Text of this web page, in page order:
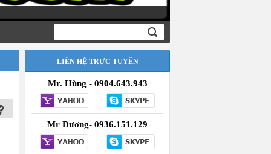
LIÊN HỆ TRỰC TUYẾN
Mr. Hùng - 0904.643.943
Mr Dương- 0936.151.129